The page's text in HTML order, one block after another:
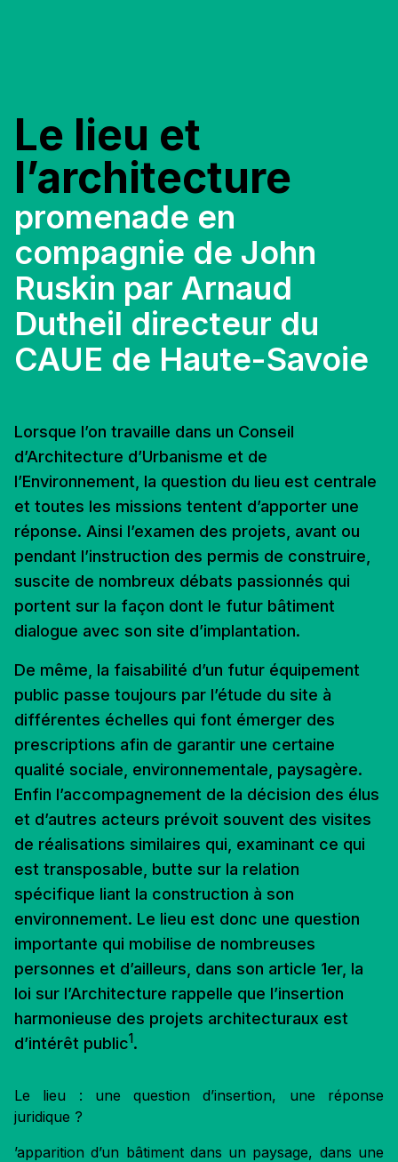
Le lieu et
l’architecture
promenade en
compagnie de John
Ruskin par Arnaud
Dutheil directeur du
CAUE de Haute-Savoie
Lorsque l’on travaille dans un Conseil
d’Architecture d’Urbanisme et de
l’Environnement, la question du lieu est centrale
et toutes les missions tentent d’apporter une
réponse. Ainsi l’examen des projets, avant ou
pendant l’instruction des permis de construire,
suscite de nombreux débats passionnés qui
portent sur la façon dont le futur bâtiment
dialogue avec son site d’implantation.
De même, la faisabilité d’un futur équipement
public passe toujours par l’étude du site à
différentes échelles qui font émerger des
prescriptions afin de garantir une certaine
qualité sociale, environnementale, paysagère.
Enfin l’accompagnement de la décision des élus
et d’autres acteurs prévoit souvent des visites
de réalisations similaires qui, examinant ce qui
est transposable, butte sur la relation
spécifique liant la construction à son
environnement. Le lieu est donc une question
importante qui mobilise de nombreuses
personnes et d’ailleurs, dans son article 1er, la
loi sur l’Architecture rappelle que l’insertion
harmonieuse des projets architecturaux est
d’intérêt public1.
Le lieu : une question d’insertion, une réponse
juridique ?
’apparition d’un bâtiment dans un paysage, dans une